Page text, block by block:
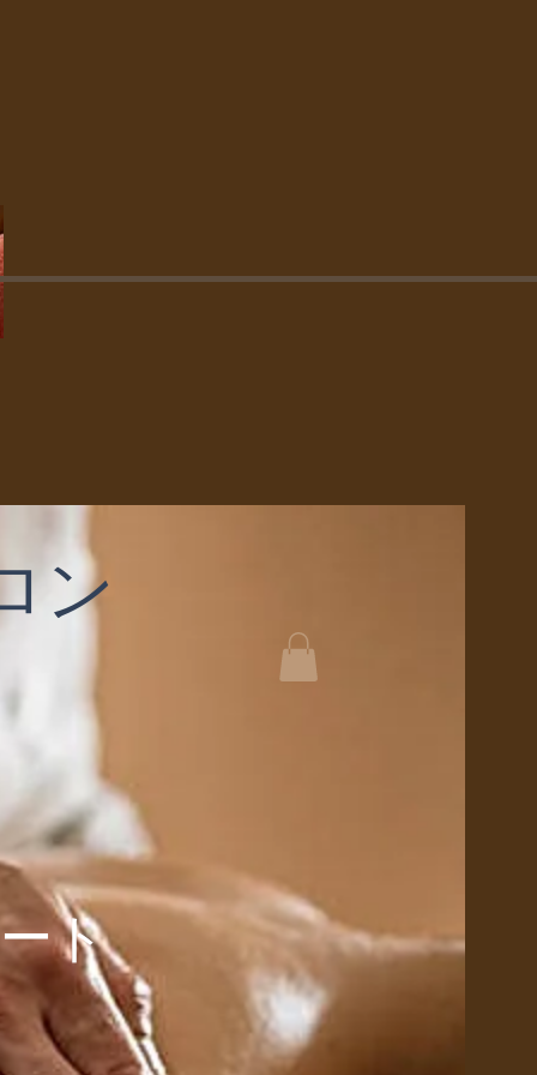
ン
ト